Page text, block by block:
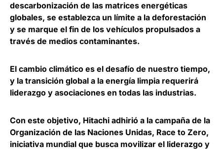
descarbonización de las matrices energéticas
globales, se establezca un límite a la deforestación
y se marque el fin de los vehículos propulsados a
través de medios contaminantes.
El cambio climático es el desafío de nuestro tiempo,
y la transición global a la energía limpia requerirá
liderazgo y asociaciones en todas las industrias.
Con este objetivo, Hitachi adhirió a la campaña de la
Organización de las Naciones Unidas, Race to Zero,
iniciativa mundial que busca movilizar el liderazgo y